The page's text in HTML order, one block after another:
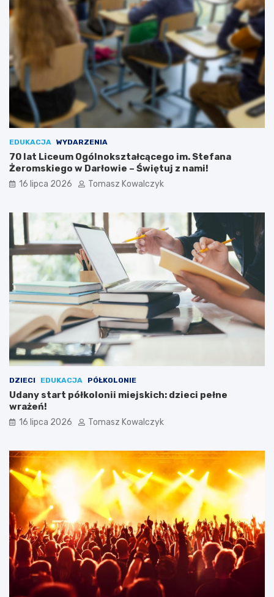
EDUKACJA WYDARZENIA
70 lat Liceum Ogólnokształcącego im. Stefana
Żeromskiego w Darłowie – Świętuj z nami!
16 lipca 2026 Tomasz Kowalczyk
DZIECI EDUKACJA PÓŁKOLONIE
Udany start półkolonii miejskich: dzieci pełne
wrażeń!
16 lipca 2026 Tomasz Kowalczyk